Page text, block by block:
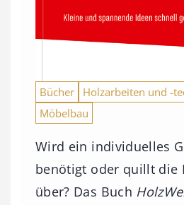
Bücher
Holzarbeiten und -
Möbelbau
Wird ein individuelles
benötigt oder quillt die
über? Das Buch